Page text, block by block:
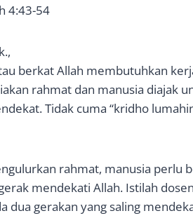
4:43-54
berkat Allah membutuhkan
rahmat dan manusia diajak
Tidak cuma “kridho
rahmat, manusia perlu
mendekati Allah. Istilah
dua gerakan yang saling